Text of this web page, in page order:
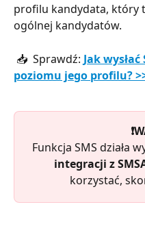
profilu kandydata, który
ogólnej kandydatów.
📥  Sprawdź: Jak
poziomu jego profilu?
Funkcja SMS działa
integracji z
korzystać,